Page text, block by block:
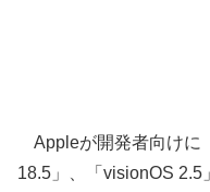
Appleが開発者向けに
18.5」、「visionOS 2.5